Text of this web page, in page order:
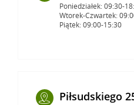
Poniedziałek: 09:30-
Wtorek-Czwartek:
Piątek: 09:00-15:30
Piłsudskiego